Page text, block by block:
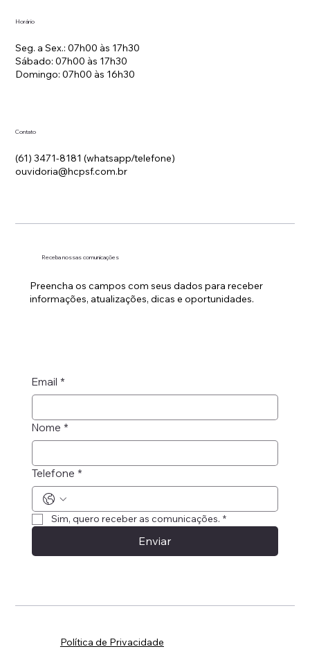
Horário
Seg. a Sex.: 07h00 às 17h30
Sábado: 07h00 às 17h30
Domingo: 07h00 às 16h30
Contato
(61) 3471-8181 (whatsapp/telefone)
ouvidoria@hcpsf.com.br
Receba nossas comunicações
Preencha os campos com seus dados para receber
informações, atualizações, dicas e oportunidades.
Email *
Nome *
Telefone *
Sim, quero receber as comunicações. *
Enviar
Política de Privacidade